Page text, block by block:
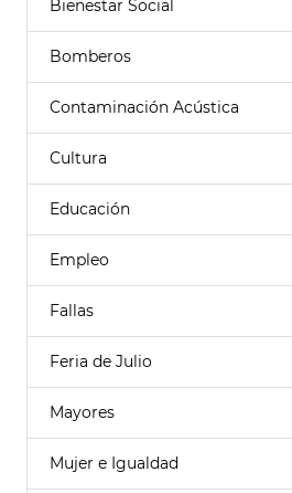
Bienestar Social
Bomberos
Contaminación Acústica
Cultura
Educación
Empleo
Fallas
Feria de Julio
Mayores
Mujer e Igualdad